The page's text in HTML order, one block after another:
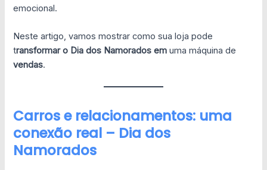
emocional.
Neste artigo, vamos mostrar como sua loja pode
transformar o Dia dos Namorados em uma máquina de
vendas.
Carros e relacionamentos: uma
conexão real – Dia dos
Namorados